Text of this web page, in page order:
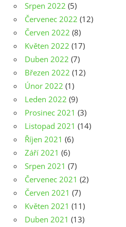
Srpen 2022 (5)
Červenec 2022 (12)
Červen 2022 (8)
Květen 2022 (17)
Duben 2022 (7)
Březen 2022 (12)
Únor 2022 (1)
Leden 2022 (9)
Prosinec 2021 (3)
Listopad 2021 (14)
Říjen 2021 (6)
Září 2021 (6)
Srpen 2021 (7)
Červenec 2021 (2)
Červen 2021 (7)
Květen 2021 (11)
Duben 2021 (13)